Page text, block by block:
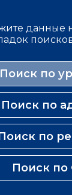
данные
Поиск по
Поиск по
по
Поиск